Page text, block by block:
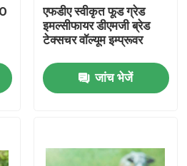
एफडीए स्वीकृत फूड ग्रेड
इमल्सीफायर डीएमजी ब्रेड
टेक्सचर वॉल्यूम इम्प्रूवर
जांच भेजें